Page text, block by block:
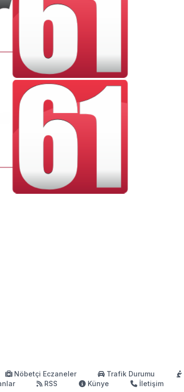
Nöbetçi Eczaneler Trafik Durumu
RSS Künye
İletişim